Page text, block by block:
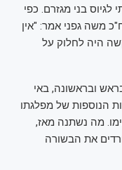
בני מגזרם. כפי
וחצי, במאי 2024, אותו ח"כ משה גפני אמר: "אין
היה לחלוק על
ובראשונה, באי
הנוספות של מפלגתו
מה נשתנה מאז,
את הבשורה